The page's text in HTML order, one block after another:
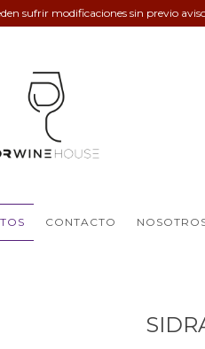
sufrir modificaciones sin previo
CONTACTO